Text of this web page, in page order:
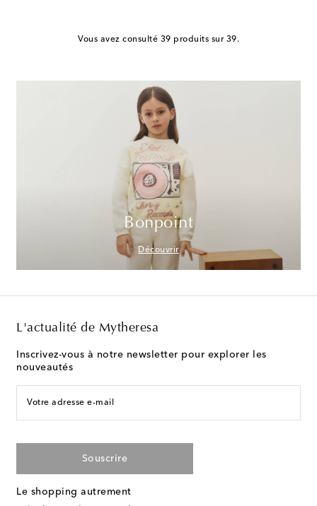
Vous avez consulté 39 produits sur 39.
Bonpoint
Découvrir
L'actualité de Mytheresa
Inscrivez-vous à notre newsletter pour explorer les
nouveautés
Votre adresse e-mail
Souscrire
Le shopping autrement